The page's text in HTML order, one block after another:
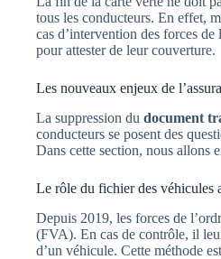
tous les conducteurs. En effet,
cas d’intervention des forces
pour attester de leur couverture.
Les nouveaux enjeux de
La suppression du document
conducteurs se posent des
Dans cette section, nous allons
Le rôle du fichier des véhicules
Depuis 2019, les forces de
(FVA). En cas de contrôle, il
d’un véhicule. Cette méthode